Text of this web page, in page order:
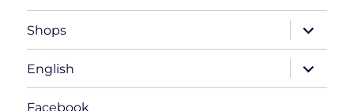
Shops
ブ
メ
ニ
ュ
ー
English
ブ
メ
Facebook